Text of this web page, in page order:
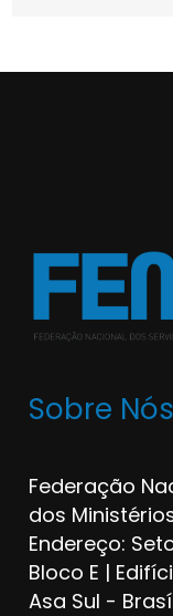
Sobre Nós
Federação
dos
Endereço:
Bloco E |
Asa Sul -